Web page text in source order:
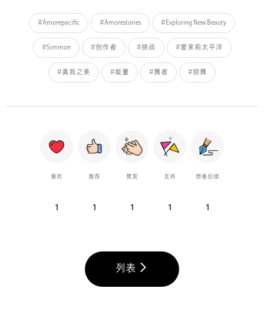
#Amorepacific #Amorestories #Exploring New Beauty
#Simmon #创作者 #挑战 #爱茉莉太平洋
#真我之美 #能量 #舞者 #锁舞
喜欢
1
推荐
1
赞赏
1
支持
1
想看后续
1
列表